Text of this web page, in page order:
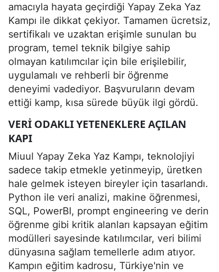
amacıyla hayata geçirdiği Yapay Zeka Yaz
Kampı ile dikkat çekiyor. Tamamen ücretsiz,
sertifikalı ve uzaktan erişimle sunulan bu
program, temel teknik bilgiye sahip
olmayan katılımcılar için bile erişilebilir,
uygulamalı ve rehberli bir öğrenme
deneyimi vadediyor. Başvuruların devam
ettiği kamp, kısa sürede büyük ilgi gördü.
VERI ODAKLI YETENEKLERE AÇILAN
KAPI
Miuul Yapay Zeka Yaz Kampı, teknolojiyi
sadece takip etmekle yetinmeyip, üretken
hale gelmek isteyen bireyler için tasarlandı.
Python ile veri analizi, makine öğrenmesi,
SQL, PowerBI, prompt engineering ve derin
öğrenme gibi kritik alanları kapsayan eğitim
modülleri sayesinde katılımcılar, veri bilimi
dünyasına sağlam temellerle adım atıyor.
Kampın eğitim kadrosu, Türkiye'nin ve